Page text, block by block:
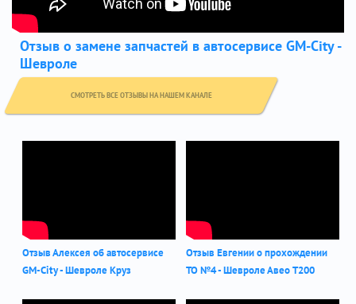
Отзыв о замене запчастей в автосервисе GM-City -
Шевроле
СМОТРЕТЬ ВСЕ ОТЗЫВЫ НА НАШЕМ КАНАЛЕ
Отзыв Алексея об автосервисе
GM-City - Шевроле Круз
Отзыв Евгении о прохождении
ТО №4 - Шевроле Авео Т200